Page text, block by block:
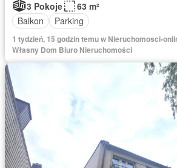
3 Pokoje
63 m²
Balkon
Parking
1 tydzień, 15 godzin temu w Nieruchomosci-
Własny Dom Biuro Nieruchomości